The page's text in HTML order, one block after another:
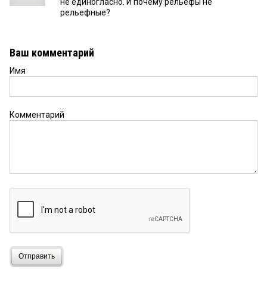
рельефные?
Ваш комментарий
Имя
Комментарий
Отправить